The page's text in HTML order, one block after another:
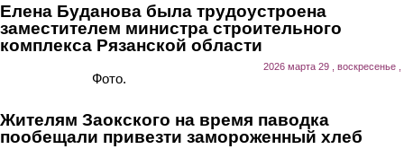
Елена Буданова была трудоустроена
заместителем министра строительного
комплекса Рязанской области
2026 марта 29 , воскресенье ,
Фото.
Жителям Заокского на время паводка
пообещали привезти замороженный хлеб